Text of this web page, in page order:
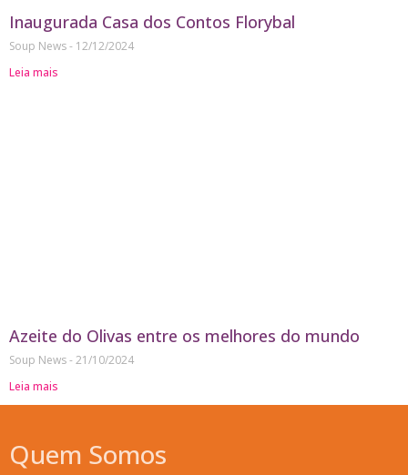
Inaugurada Casa dos Contos Florybal
Soup News
12/12/2024
Leia mais
Azeite do Olivas entre os melhores do mundo
Soup News 21/10/2024
Leia mais
Quem Somos